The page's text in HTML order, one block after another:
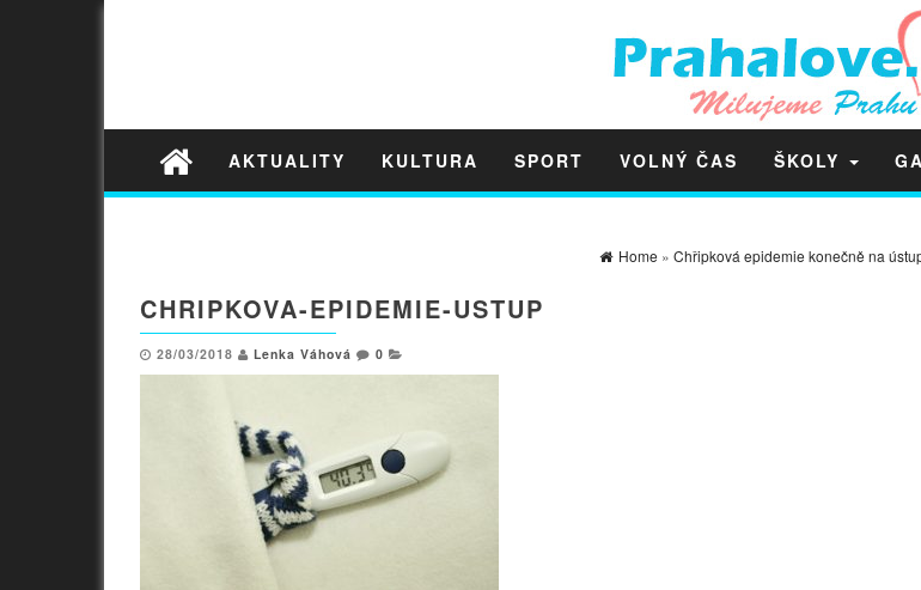
AKTUALITY KULTURA SPORT VOLNÝ ČAS ŠKOLY
Home » Chřipková epidemie konečně na
CHRIPKOVA-EPIDEMIE-USTUP
28/03/2018 Lenka Váhová 0